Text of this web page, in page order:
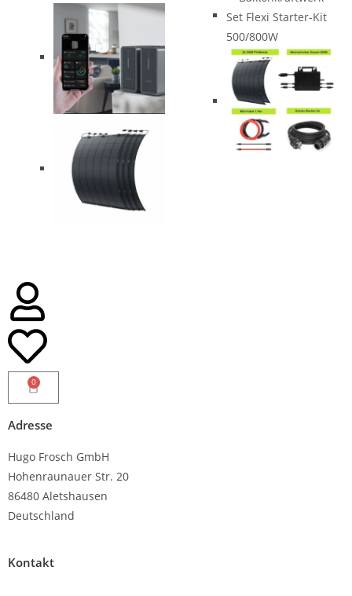
0
Adresse
Hugo Frosch GmbH
Hohenraunauer Str. 20
86480 Aletshausen
Deutschland
Kontakt